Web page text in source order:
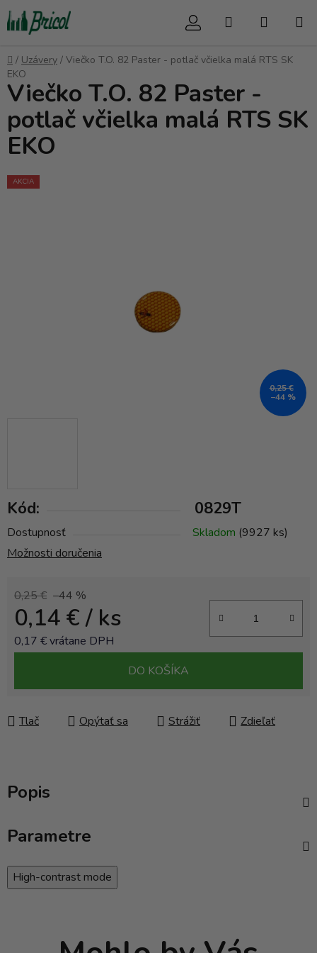
Prejsť
na
obsah
Hľadať
Domov
/ Uzávery / Viečko T.O. 82 Paster - potlač včielka malá RTS SK
EKO
Kód: 0829T
Dostupnosť Skladom (9927 ks)
Možnosti doručenia
0,25 € –44 %
0,14 €/ ks
0,17 € vrátane DPH
DO KOŠÍKA
Tlač Opýtať sa Strážiť Zdieľať
Viečko T.O. 82 Paster -
potlač včielka malá RTS SK
EKO
AKCIA
0,25 €
–44 %
Popis
Parametre
High-contrast mode